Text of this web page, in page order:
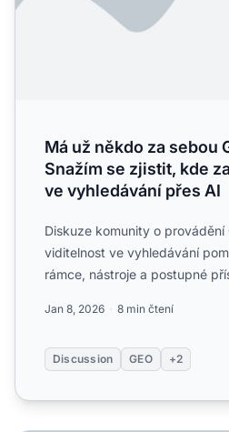
Má už někdo za sebou
Snažím se zjistit, kde
ve vyhledávání přes AI
Diskuze komunity o provádění
viditelnost ve vyhledávání
rámce, nástroje a postupné
Jan 8, 2026 8 min čtení
Discussion GEO +2